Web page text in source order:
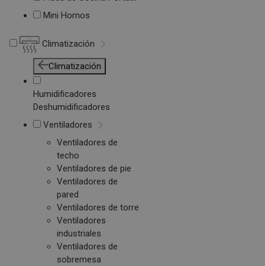
Mini Hornos
Climatización
Climatización
Humidificadores
Deshumidificadores
Ventiladores
Ventiladores de
techo
Ventiladores de pie
Ventiladores de
pared
Ventiladores de torre
Ventiladores
industriales
Ventiladores de
sobremesa